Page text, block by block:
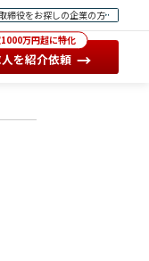
締役をお探しの企業の方
万円超に特化
を紹介依頼 →